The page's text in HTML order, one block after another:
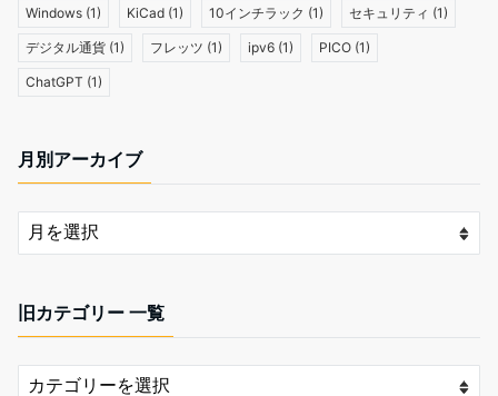
Windows (1) KiCad (1) 10インチラック (1) セキュリティ (1)
デジタル通貨 (1) フレッツ (1) ipv6 (1) PICO (1)
ChatGPT (1)
月別アーカイブ
旧カテゴリー 一覧